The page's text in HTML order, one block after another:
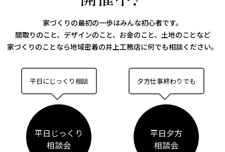
家づくりの最初の一歩はみんな初心者です。
間取りのこと、デザインのこと、お金のこと、土地のことなど
家づくりのことなら地域密着の井上工務店に何でも相談ください。
平日にじっくり相談
平日じっくり
相談会
夕方仕事終わりでも
平日夕方
相談会